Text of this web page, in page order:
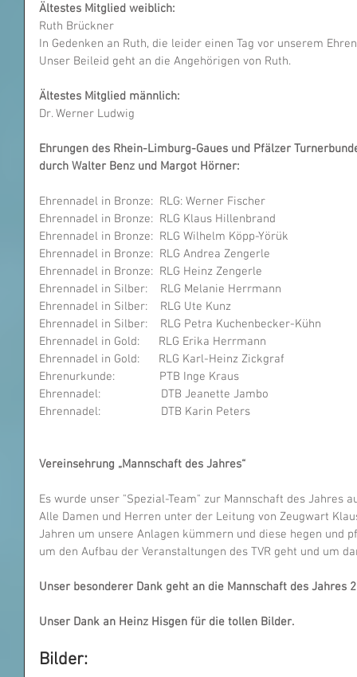
Ältestes Mitglied weiblich:
Ruth Brückner
In Gedenken an Ruth, die leider einen Tag vor unserem
Unser Beileid geht an die Angehörigen von Ruth.
Ältestes Mitglied männlich:
Dr. Werner Ludwig
Ehrungen des Rhein-Limburg-Gaues und Pfälzer
durch Walter Benz und Margot Hörner:
Ehrennadel in Bronze:  RLG: Werner Fischer
Ehrennadel in Bronze:  RLG Klaus Hillenbrand
Ehrennadel in Bronze:  RLG Wilhelm Köpp-Yörük
Ehrennadel in Bronze:  RLG Andrea Zengerle
Ehrennadel in Bronze:  RLG Heinz Zengerle
Ehrennadel in Silber:    RLG Melanie Herrmann
Ehrennadel in Silber:    RLG Ute Kunz
Ehrennadel in Silber:    RLG Petra Kuchenbecker-Kühn
Ehrennadel in Gold:      RLG Erika Herrmann
Ehrennadel in Gold:      RLG Karl-Heinz Zickgraf
Ehrenurkunde:              PTB Inge Kraus
Ehrennadel:                   DTB Jeanette Jambo
Ehrennadel:                   DTB Karin Peters
Vereinsehrung „Mannschaft des Jahres“
Es wurde unser "Spezial-Team" zur Mannschaft des Jahres
Alle Damen und Herren unter der Leitung von Zeugwart
Jahren um unsere Anlagen kümmern und diese hegen und
um den Aufbau der Veranstaltungen des TVR geht und um
Unser besonderer Dank geht an die Mannschaft des Jahres
Unser Dank an Heinz Hisgen für die tollen Bilder.
Bilder: